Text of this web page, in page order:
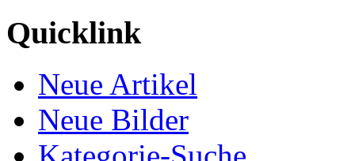
Quicklink
Neue Artikel
Neue Bilder